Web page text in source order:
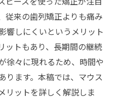
従来の歯列矯正よりも痛み
響しにくいというメリット
ットもあり、長期間の継続
徐々に現れるため、時間や
ります。本稿では、マウス
リットを詳しく解説しま